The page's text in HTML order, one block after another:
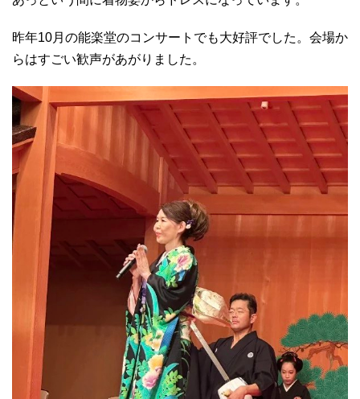
昨年10月の能楽堂のコンサートでも大好評でした。会場か
らはすごい歓声があがりました。